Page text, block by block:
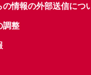
情報の外部送信につ
調整